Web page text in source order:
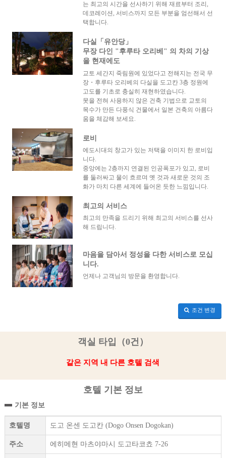
는 최고의 시간을 선사하기 위해 재료부터 조리,
데코레이션, 서비스까지 모든 부분을 엄선해서 선
택합니다.
다실「유안당」
무장 다인 "후루타 오리베" 의 차의 기상
을 현재에도
교토 세간지 죽림원에 있었다고 전해지는 전국 무
장・후루타 오리베의 다실을 도고칸 3층 정원에
고도를 기초로 충실히 재현하였습니다.
못을 전혀 사용하지 않은 건축 기법으로 교토의
목수가 만든 다풍식 건물에서 일본 건축의 아름다
움을 체감해 보세요.
로비
에도시대의 창고가 있는 저택을 이미지 한 로비입
니다.
중앙에는 2층까지 연결된 인공폭포가 있고, 로비
를 둘러싸고 물이 흐르며 옛 것과 새로운 것의 조
화가 마치 다른 세계에 들어온 듯한 느낌입니다.
최고의 서비스
최고의 만족을 드리기 위해 최고의 서비스를 선사
해 드립니다.
마음을 담아서 정성을 다한 서비스로 모십
니다.
언제나 고객님의 방문을 환영합니다.
조건 변경
객실 타입（0건）
같은 지역 내 다른 호텔 검색
호텔 기본 정보
기본 정보
호텔명 도고 온센 도고칸 (Dogo Onsen Dogokan)
주소 에히메현 마츠야마시 도고타코쵸 7-26